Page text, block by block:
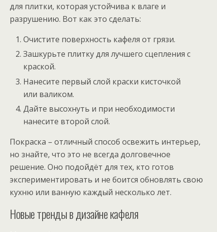
для плитки, которая устойчива к влаге и
разрушению. Вот как это сделать:
Очистите поверхность кафеля от грязи.
Зашкурьте плитку для лучшего сцепления с
краской.
Нанесите первый слой краски кисточкой
или валиком.
Дайте высохнуть и при необходимости
нанесите второй слой.
Покраска – отличный способ освежить интерьер,
но знайте, что это не всегда долговечное
решение. Оно подойдёт для тех, кто готов
экспериментировать и не боится обновлять свою
кухню или ванную каждый несколько лет.
Новые тренды в дизайне кафеля